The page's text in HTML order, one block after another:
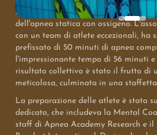
Fantini, ha ospitato un evento che ha
dell'apnea statica con ossigeno.
con un team di atlete eccezionali, ha
prefissato di 50 minuti di apnea
l'impressionante tempo di 56 minuti e
risultato collettivo è stato il frutto di
meticolosa, culminata in una
La preparazione delle atlete è stata
dedicato, che includeva la Mental
staff di Apnea Academy Research e